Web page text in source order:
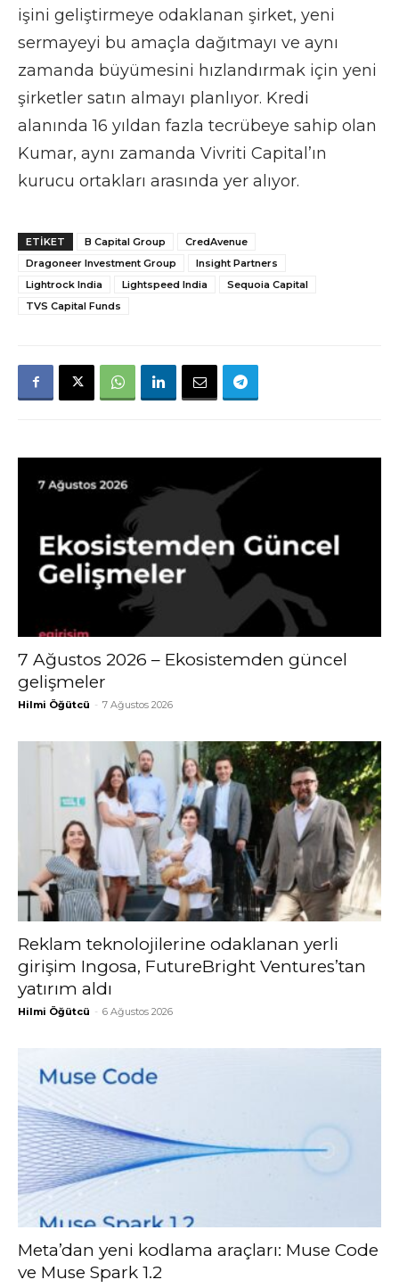
işini geliştirmeye odaklanan şirket, yeni
sermayeyi bu amaçla dağıtmayı ve aynı
zamanda büyümesini hızlandırmak için yeni
şirketler satın almayı planlıyor. Kredi
alanında 16 yıldan fazla tecrübeye sahip olan
Kumar, aynı zamanda Vivriti Capital’ın
kurucu ortakları arasında yer alıyor.
ETIKET B Capital Group
CredAvenue
Dragoneer Investment Group
Insight Partners
Lightrock India
Lightspeed India
Sequoia Capital
TVS Capital Funds
7 Ağustos 2026 – Ekosistemden güncel
gelişmeler
Hilmi Öğütcü - 7 Ağustos 2026
Reklam teknolojilerine odaklanan yerli
girişim Ingosa, FutureBright Ventures’tan
yatırım aldı
Hilmi Öğütcü - 6 Ağustos 2026
Meta’dan yeni kodlama araçları: Muse Code
ve Muse Spark 1.2